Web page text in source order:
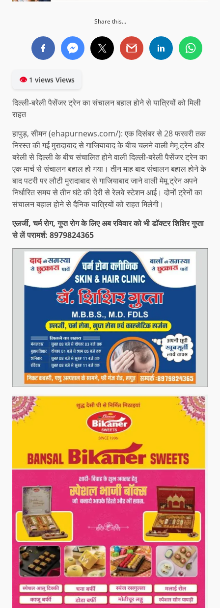
Share this...
👁1 views Views
दिल्ली-बरेली पैसेंजर ट्रेन का संचालन बहाल होने से यात्रियों को मिली
राहत
हापुड़, सीमन (ehapurnews.com/): एक दिसंबर से 28 फरवरी तक
निरस्त की गई मुरादाबाद से गाजियाबाद के बीच चलने वाली मेमू ट्रेन और
बरेली से दिल्ली के बीच संचालित होने वाली दिल्ली-बरेली पैसेंजर ट्रेन का
एक मार्च से संचालन बहाल हो गया। तीन माह बाद संचालन बहाल होने के
बाद पटरी पर लौटी मुरादाबाद से गाजियाबाद जाने वाली मेमू ट्रेन अपने
निर्धारित समय से तीन घंटे की देरी से रेलवे स्टेशन आई। दोनों ट्रेनों का
संचालन बहाल होने से दैनिक यात्रियों को राहत मिलेगी।
एलर्जी, चर्म रोग, गुप्त रोग के लिए अब रविवार को भी डॉक्टर शिशिर गुप्ता
से लें परामर्श: 8979824365